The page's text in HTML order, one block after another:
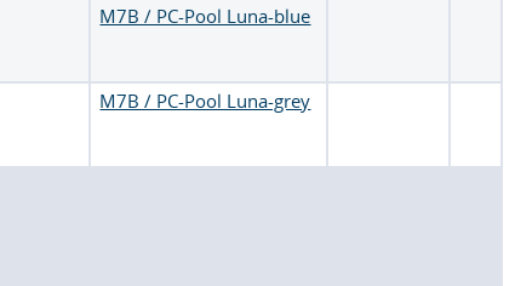
M7B / PC-Pool Luna-blue
M7B / PC-Pool Luna-grey